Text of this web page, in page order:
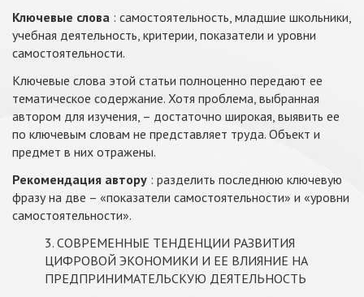
Ключевые слова : самостоятельность, младшие школьники,
учебная деятельность, критерии, показатели и уровни
самостоятельности.
Ключевые слова этой статьи полноценно передают ее
тематическое содержание. Хотя проблема, выбранная
автором для изучения, – достаточно широкая, выявить ее
по ключевым словам не представляет труда. Объект и
предмет в них отражены.
Рекомендация автору : разделить последнюю ключевую
фразу на две – «показатели самостоятельности» и «уровни
самостоятельности».
3. СОВРЕМЕННЫЕ ТЕНДЕНЦИИ РАЗВИТИЯ
ЦИФРОВОЙ ЭКОНОМИКИ И ЕЕ ВЛИЯНИЕ НА
ПРЕДПРИНИМАТЕЛЬСКУЮ ДЕЯТЕЛЬНОСТЬ